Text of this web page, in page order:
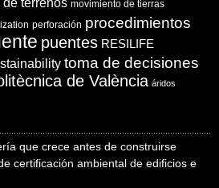
de terrenos movimiento de tierras
perforación procedimientos
puentes RESILIFE
toma de decisiones
de València áridos
que crece antes de construirse
certificación ambiental de edificios e